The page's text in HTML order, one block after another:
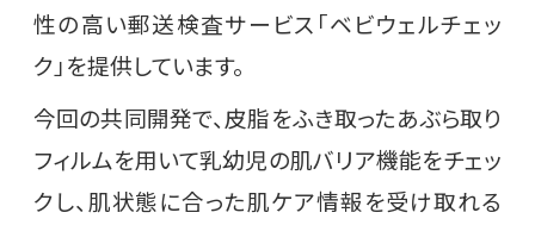
性の高い郵送検査サービス「ベビウェルチェッ
ク」を提供しています。
今回の共同開発で、皮脂をふき取ったあぶら取り
フィルムを用いて乳幼児の肌バリア機能をチェッ
クし、肌状態に合った肌ケア情報を受け取れる